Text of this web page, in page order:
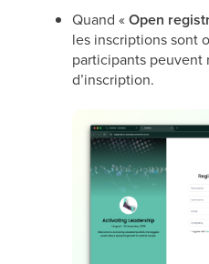
Quand «Open
les inscriptions sont
participants
d’inscription.